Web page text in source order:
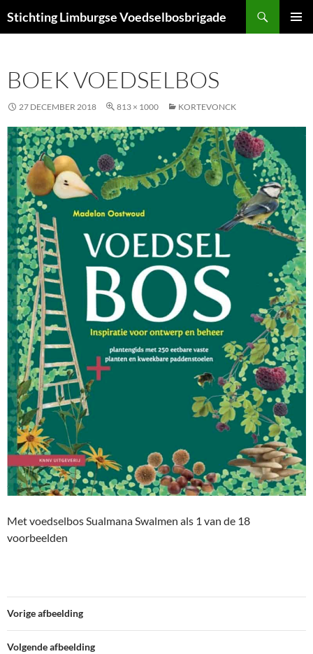
naar
Stichting Limburgse Voedselbosbrigade
BOEK VOEDSELBOS
27 DECEMBER 2018 813 × 1000 KORTEVONCK
Met voedselbos Sualmana Swalmen als 1 van de 18
voorbeelden
Vorige afbeelding
Volgende afbeelding